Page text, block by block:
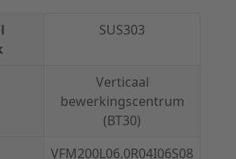
SUS303
Verticaal
bewerkingscentrum
(BT30)
VFM200L06.0R04I06S08